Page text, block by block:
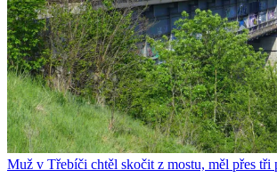
Muž v Třebíči chtěl skočit z mostu, měl přes tři